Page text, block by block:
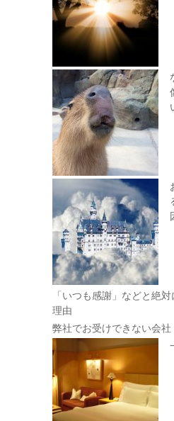
「いつも感謝」などと絶
理由
弊社でお受けできない会